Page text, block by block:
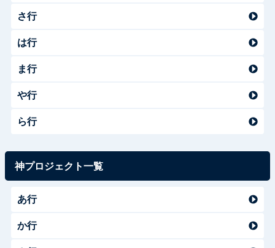
さ行
は行
ま行
や行
ら行
神プロジェクト一覧
あ行
か行